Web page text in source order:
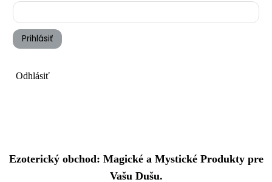
Prihlásiť
Odhlásiť
Ezoterický obchod: Magické a Mystické Produkty pre
Vašu Dušu.